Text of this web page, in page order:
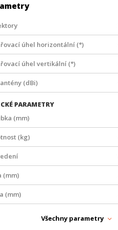
úhel horizontální (°)
úhel vertikální (°)
(dBi)
PARAMETRY
(mm)
(kg)
(mm)
(mm)
BEZDRÁT
Všechny parametry